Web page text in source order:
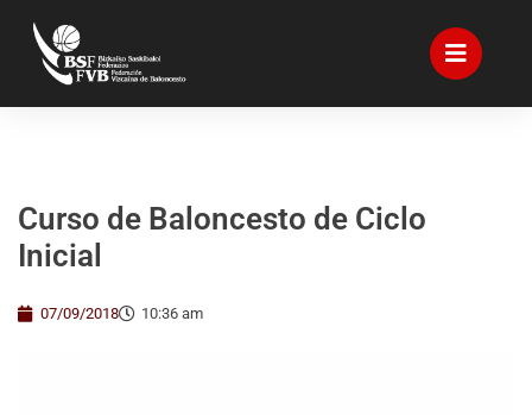
Curso de Baloncesto de Ciclo
Inicial
07/09/2018 10:36 am